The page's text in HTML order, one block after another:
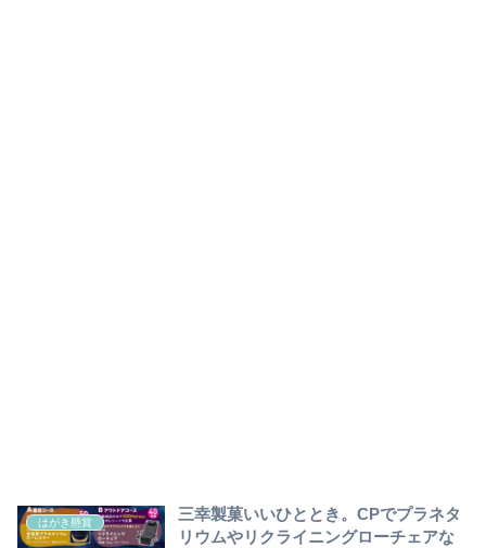
はがき懸賞
三幸製菓いいひととき。CPでプラネタ
リウムやリクライニングローチェアな